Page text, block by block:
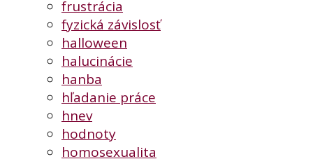
frustrácia
fyzická závislosť
halloween
halucinácie
hanba
hľadanie práce
hnev
hodnoty
homosexualita